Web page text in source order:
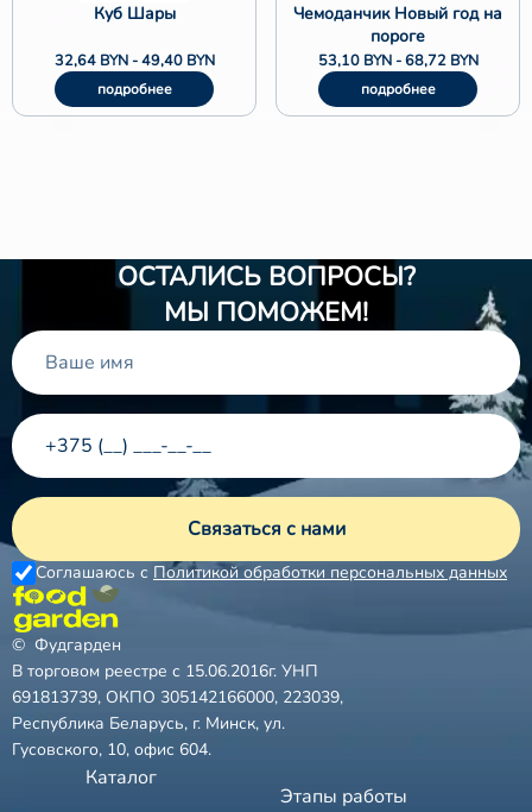
Куб Шары
32,64 BYN -49,40 BYN
подробнее
Чемоданчик Новый год на
пороге
53,10 BYN -68,72 BYN
подробнее
ОСТАЛИСЬ ВОПРОСЫ?
МЫ ПОМОЖЕМ!
Связаться с нами
Соглашаюсь с Политикой обработки персональных данных
© Фудгарден
В торговом реестре с 15.06.2016г. УНП
691813739, ОКПО 305142166000, 223039,
Республика Беларусь, г. Минск, ул.
Гусовского, 10, офис 604.
Каталог
Этапы работы
❅